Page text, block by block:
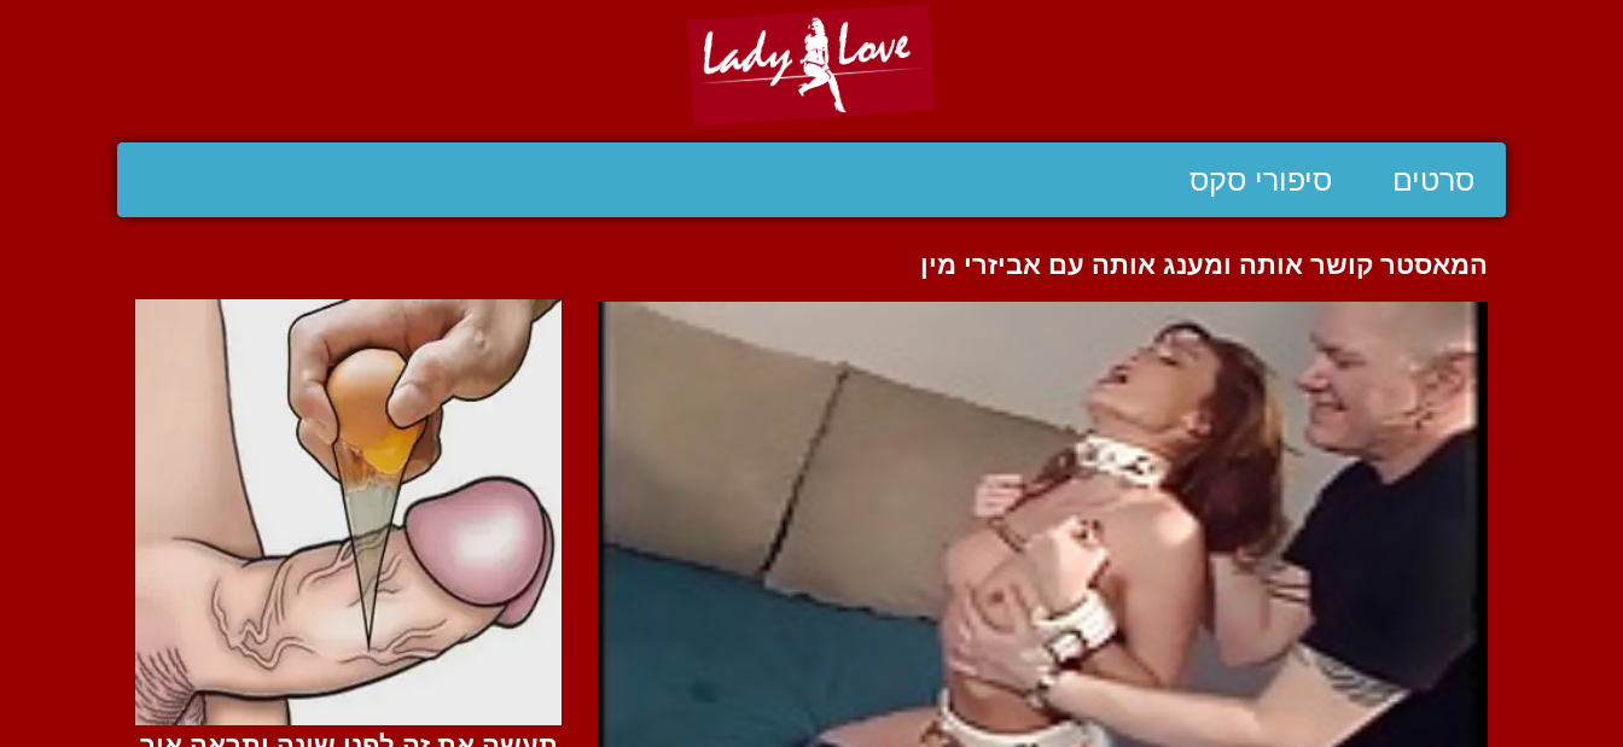
סרטים סיפורי סקס
המאסטר קושר אותה ומענג אותה עם אביזרי מין